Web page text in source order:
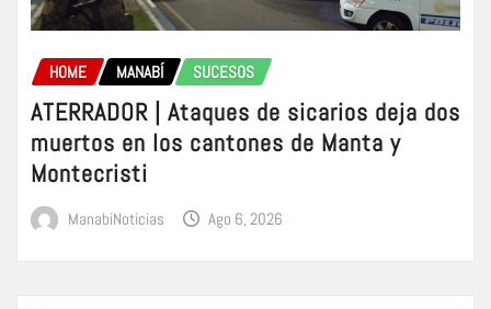
HOME MANABÍ SUCESOS
ATERRADOR | Ataques de sicarios deja dos
muertos en los cantones de Manta y
Montecristi
ManabiNoticias Ago 6, 2026